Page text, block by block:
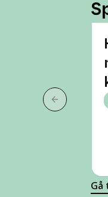
Forrige
Gå